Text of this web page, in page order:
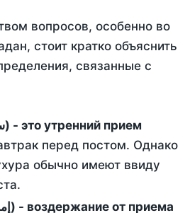
вопросов, особенно во
стоит кратко объяснить
связанные с
перед постом. Однако
обычно имеют ввиду